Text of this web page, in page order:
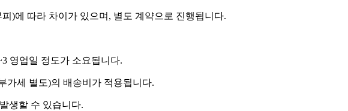
)에 따라 차이가 있으며, 별도 계약으로 진행됩니다.
영업일 정도가 소요됩니다.
가세 별도)의 배송비가 적용됩니다.
생할 수 있습니다.